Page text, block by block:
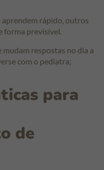
aprendem rápido, outros
forma previsível.
mudam respostas no dia a
com o pediatra;
para
de